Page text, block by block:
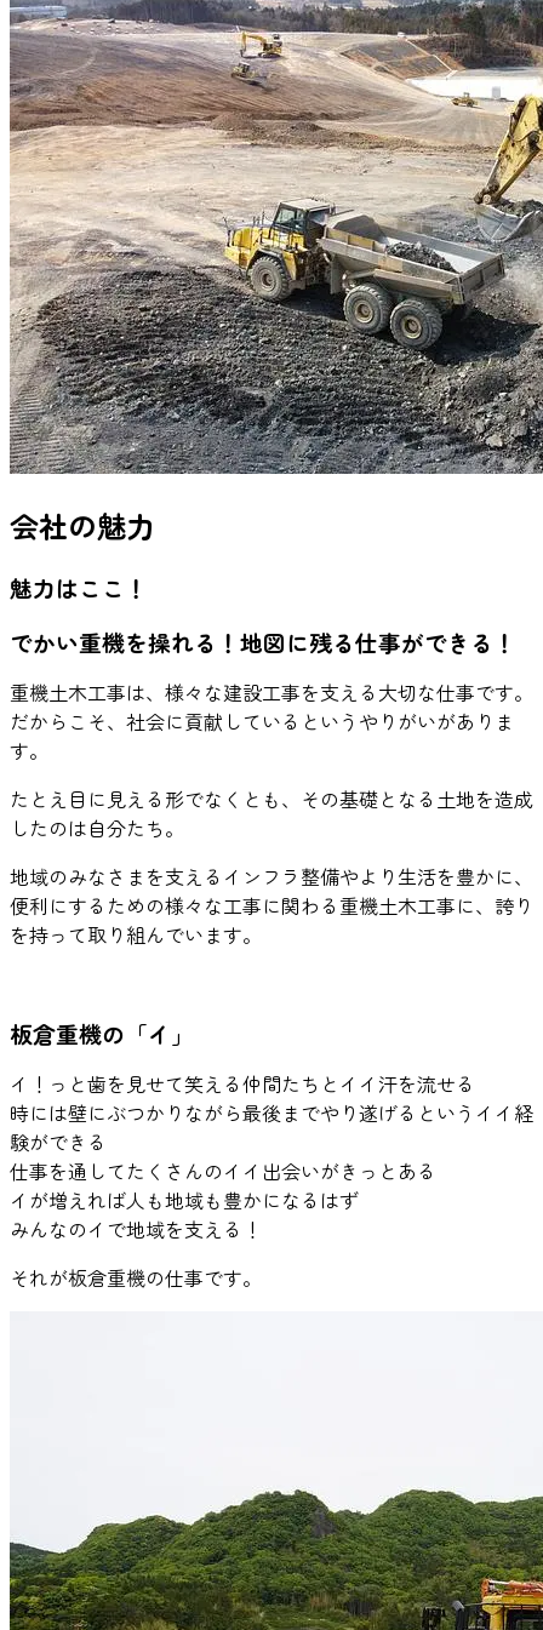
会社の魅力
魅力はここ！
でかい重機を操れる！地図に残る仕事ができる！
重機土木工事は、様々な建設工事を支える大切な仕事です。
だからこそ、社会に貢献しているというやりがいがありま
す。
たとえ目に見える形でなくとも、その基礎となる土地を造成
したのは自分たち。
地域のみなさまを支えるインフラ整備やより生活を豊かに、
便利にするための様々な工事に関わる重機土木工事に、誇り
を持って取り組んでいます。
板倉重機の「イ」
イ！っと歯を見せて笑える仲間たちとイイ汗を流せる
時には壁にぶつかりながら最後までやり遂げるというイイ経
験ができる
仕事を通してたくさんのイイ出会いがきっとある
イが増えれば人も地域も豊かになるはず
みんなのイで地域を支える！
それが板倉重機の仕事です。